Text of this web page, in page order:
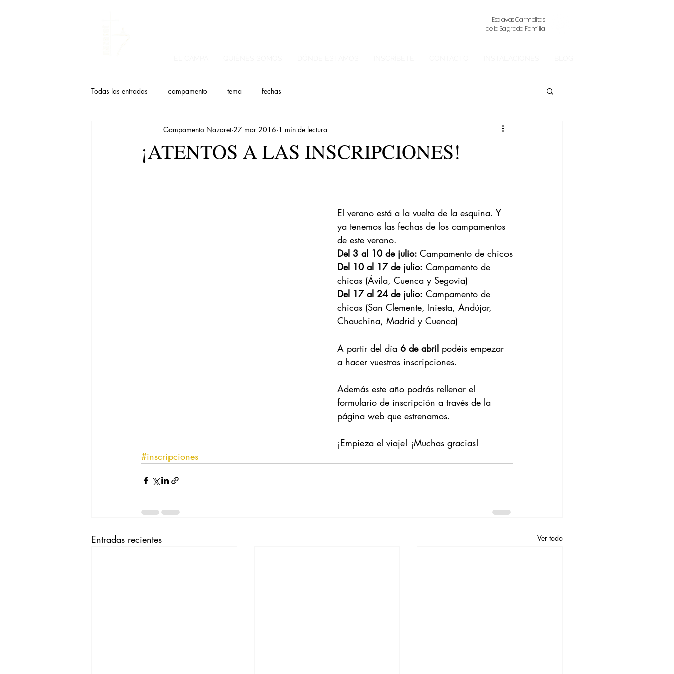
Esclavas Carmelitas
de la Sagrada Familia
Todas las entradas campamento tema fechas
¡ATENTOS A LAS INSCRIPCIONES!
Campamento Nazaret 27 mar 2016 1 min de lectura
El verano está a la vuelta de la esquina. Y
ya tenemos las fechas de los campamentos
de este verano.
Del 3 al 10 de julio: Campamento de chicos
Del 10 al 17 de julio: Campamento de
chicas (Ávila, Cuenca y Segovia)
Del 17 al 24 de julio: Campamento de
chicas (San Clemente, Iniesta, Andújar,
Chauchina, Madrid y Cuenca)
A partir del día 6 de abril podéis empezar
a hacer vuestras inscripciones.
Además este año podrás rellenar el
formulario de inscripción a través de la
página web que estrenamos.
¡Empieza el viaje! ¡Muchas gracias!
#inscripciones
Entradas recientes Ver todo